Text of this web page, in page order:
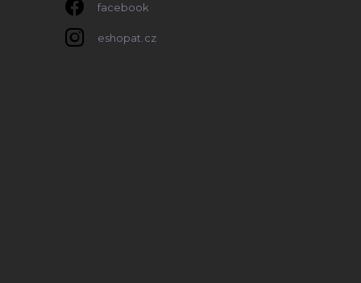
facebook
eshopat.cz